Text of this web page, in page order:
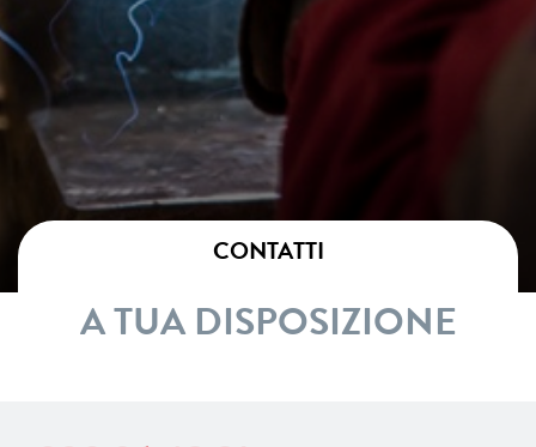
CONTATTI
A TUA DISPOSIZIONE